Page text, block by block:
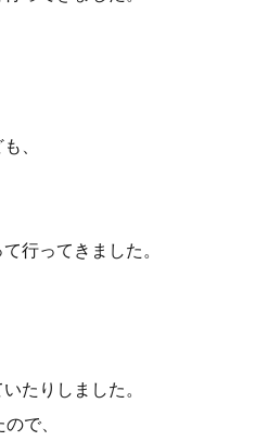
、
行ってきました。
たりしました。
で、